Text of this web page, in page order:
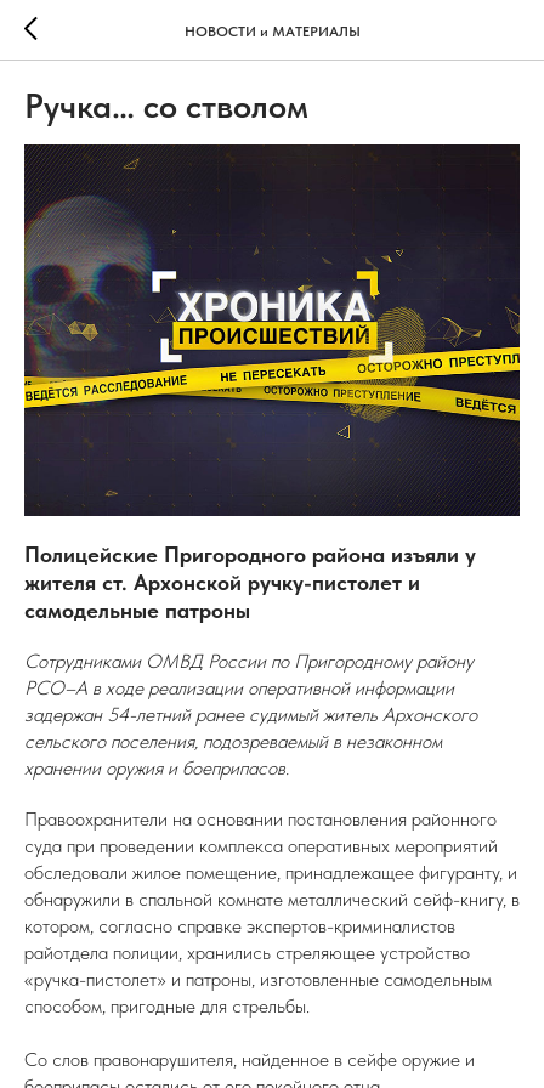
НОВОСТИ и МАТЕРИАЛЫ
Ручка… со стволом
Полицейские Пригородного района изъяли у
жителя ст. Архонской ручку-пистолет и
самодельные патроны
Сотрудниками ОМВД России по Пригородному району
РСО–А в ходе реализации оперативной информации
задержан 54-летний ранее судимый житель Архонского
сельского поселения, подозреваемый в незаконном
хранении оружия и боеприпасов.
Правоохранители на основании постановления районного
суда при проведении комплекса оперативных мероприятий
обследовали жилое помещение, принадлежащее фигуранту, и
обнаружили в спальной комнате металлический сейф-книгу, в
котором, согласно справке экспертов-криминалистов
райотдела полиции, хранились стреляющее устройство
«ручка-пистолет» и патроны, изготовленные самодельным
способом, пригодные для стрельбы.
Со слов правонарушителя, найденное в сейфе оружие и